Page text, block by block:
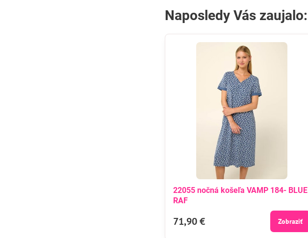
Naposledy Vás zaujalo:
22055 nočná košeľa VAMP 184- BLUE
RAF
71,90 € Zobraziť